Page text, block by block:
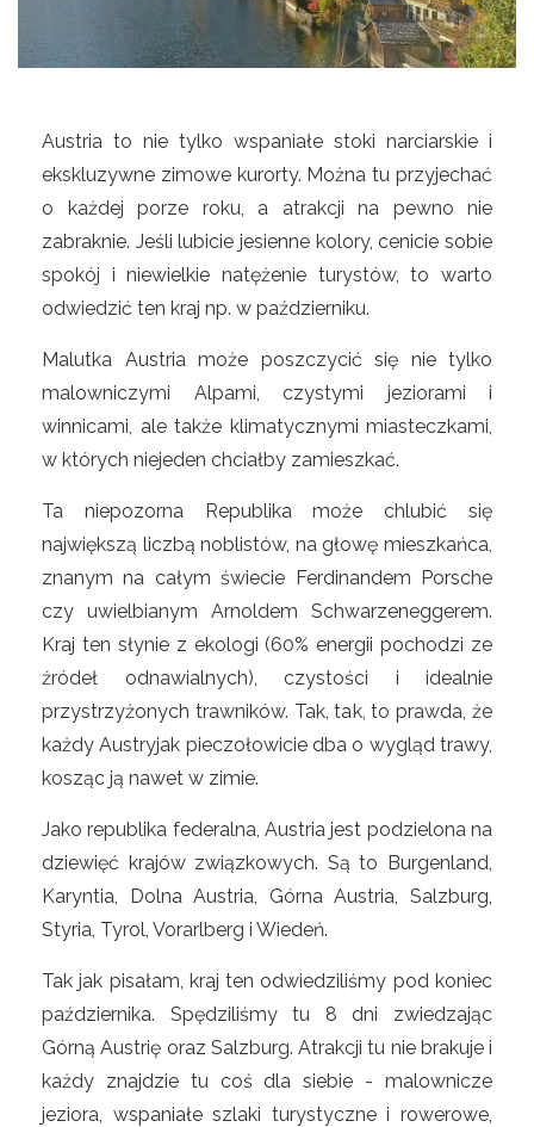
Austria to nie tylko wspaniałe stoki narciarskie i
ekskluzywne zimowe kurorty. Można tu przyjechać
o każdej porze roku, a atrakcji na pewno nie
zabraknie. Jeśli lubicie jesienne kolory, cenicie sobie
spokój i niewielkie natężenie turystów, to warto
odwiedzić ten kraj np. w październiku.
Malutka Austria może poszczycić się nie tylko
malowniczymi Alpami, czystymi jeziorami i
winnicami, ale także klimatycznymi miasteczkami,
w których niejeden chciałby zamieszkać.
Ta niepozorna Republika może chlubić się
największą liczbą noblistów, na głowę mieszkańca,
znanym na całym świecie Ferdinandem Porsche
czy uwielbianym Arnoldem Schwarzeneggerem.
Kraj ten słynie z ekologi (60% energii pochodzi ze
źródeł odnawialnych), czystości i idealnie
przystrzyżonych trawników. Tak, tak, to prawda, że
każdy Austryjak pieczołowicie dba o wygląd trawy,
kosząc ją nawet w zimie.
Jako republika federalna, Austria jest podzielona na
dziewięć krajów związkowych. Są to Burgenland,
Karyntia, Dolna Austria, Górna Austria, Salzburg,
Styria, Tyrol, Vorarlberg i Wiedeń.
Tak jak pisałam, kraj ten odwiedziliśmy pod koniec
października. Spędziliśmy tu 8 dni zwiedzając
Górną Austrię oraz Salzburg. Atrakcji tu nie brakuje i
każdy znajdzie tu coś dla siebie - malownicze
jeziora, wspaniałe szlaki turystyczne i rowerowe,